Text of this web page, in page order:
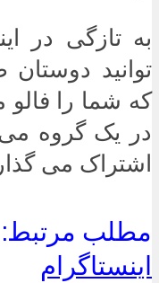
به تازگی در
توانید
که شما را
در یک گروه می
اشتراک می
مطلب مرتبط:
اینستاگرام